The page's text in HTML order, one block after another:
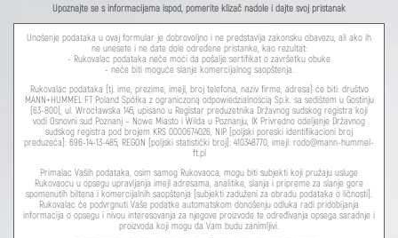
Upoznajte se s informacijama ispod, pomerite klizač nadole i dajte svoj pristanak
Unošenje podataka u ovaj formular je dobrovoljno i ne predstavlja zakonsku obavezu, ali ako ih
ne unesete i ne date dole određene pristanke, kao rezultat:
- Rukovalac podataka neće moći da pošalje sertifikat o završetku obuke
- neće biti moguće slanje komercijalnog saopštenja.
Rukovalac podataka (tj. ime, prezime, imejl, broj telefona, naziv firme, adresa) će biti: društvo
MANN+HUMMEL FT Poland Spółka z ograniczoną odpowiedzialnością Sp.k. sa sedištem u Gostinju
(63-800), ul. Wrocławska 145, upisano u Registar preduzetnika Državnog sudskog registra koji
vodi Osnovni sud Poznanj – Nowe Miasto i Wilda u Poznanju, IX Privredno odeljenje Državnog
sudskog registra pod brojem KRS 0000674026, NIP [poljski poreski identifikacioni broj
preduzeća]: 696-14-13-485, REGON [poljski statistički broj]: 410348770, imejl: rodo@mann-hummel-
ft.pl
Primalac Vaših podataka, osim samog Rukovaoca, mogu biti subjekti koji pružaju usluge
Rukovaocu u opsegu upravljanja imejl adresama, analitike, slanja i pripreme za slanje gore
spomenutih biltena i komercijalnih saopštenja [subjekti zaduženi za obradu podataka o ličnosti].
Rukovalac će podvrgnuti Vaše podatke automatskom donošenju odluka radi pridobijanja
informacija o opsegu i nivou interesovanja za njegove proizvode te određivanja opsega saradnje i
proizvoda koji mogu da Vam budu zanimljivi.